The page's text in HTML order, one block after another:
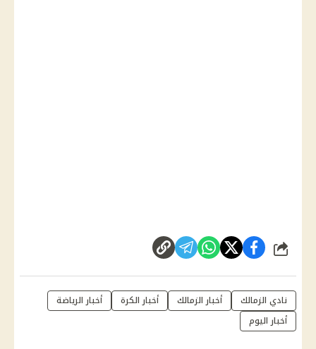
شارك
نادي الزمالك أخبار الزمالك أخبار الكرة
أخبار الرياضة
أخبار اليوم